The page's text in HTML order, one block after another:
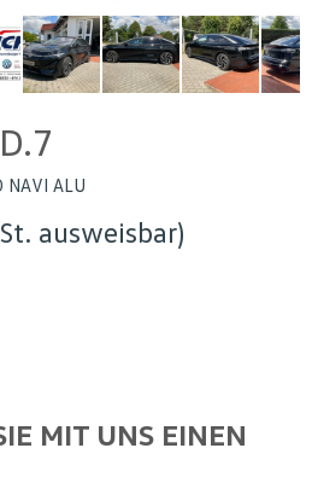
NAVI ALU
ausweisbar)
MIT UNS EINEN